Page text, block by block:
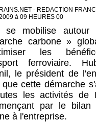
- REDACTION
à 09 HEURES 00
se mobilise autour
carbone »
les
ferroviaire.
le président de
cette démarche
les activités de
par le bilan
à l'entreprise.